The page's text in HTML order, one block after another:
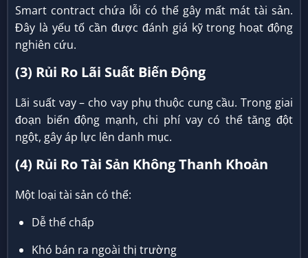
Smart contract chứa lỗi có thể gây mất mát tài sản.
Đây là yếu tố cần được đánh giá kỹ trong hoạt động
nghiên cứu.
(3) Rủi Ro Lãi Suất Biến Động
Lãi suất vay – cho vay phụ thuộc cung cầu. Trong giai
đoạn biến động mạnh, chi phí vay có thể tăng đột
ngột, gây áp lực lên danh mục.
(4) Rủi Ro Tài Sản Không Thanh Khoản
Một loại tài sản có thể:
Dễ thế chấp
Khó bán ra ngoài thị trường